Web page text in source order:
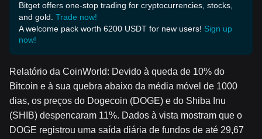
Bitget offers one-stop trading for cryptocurrencies, stocks,
and gold. Trade now!
A welcome pack worth 6200 USDT for new users! Sign up
now!
Relatório da CoinWorld: Devido à queda de 10% do
Bitcoin e à sua quebra abaixo da média móvel de 1000
dias, os preços do Dogecoin (DOGE) e do Shiba Inu
(SHIB) despencaram 11%. Dados à vista mostram que o
DOGE registrou uma saída diária de fundos de até 29,67